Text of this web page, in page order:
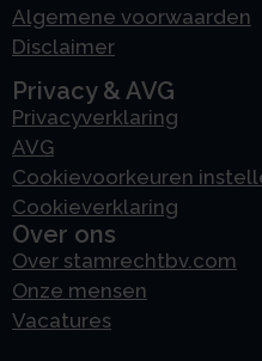
Algemene voorwaarden
Disclaimer
Privacy & AVG
Privacyverklaring
AVG
Cookievoorkeuren
Cookieverklaring
Over ons
Over stamrechtbv.com
Onze mensen
Vacatures